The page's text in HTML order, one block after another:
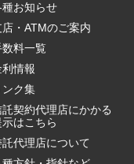
種お知らせ
店・ATMのご案内
数料一覧
利情報
ンク集
託契約代理店にかかる
示はこちら
託代理店について